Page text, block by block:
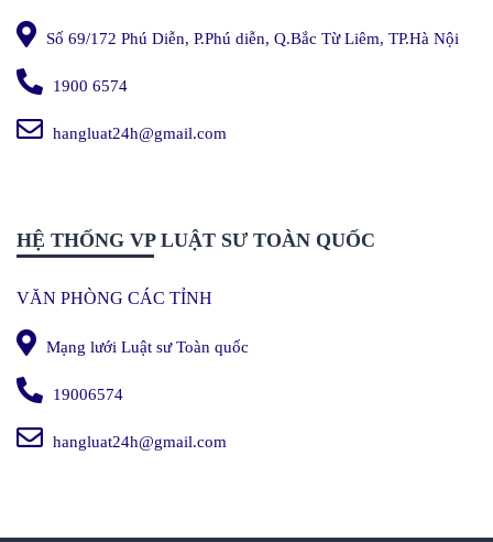
Số 69/172 Phú Diễn, P.Phú diễn, Q.Bắc Từ Liêm, TP.Hà Nội
1900 6574
hangluat24h@gmail.com
HỆ THỐNG VP LUẬT SƯ TOÀN QUỐC
VĂN PHÒNG CÁC TỈNH
Mạng lưới Luật sư Toàn quốc
19006574
hangluat24h@gmail.com